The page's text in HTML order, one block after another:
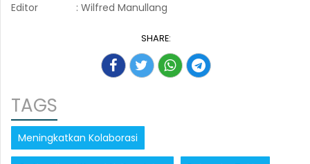
Editor : Wilfred Manullang
SHARE:
TAGS
Meningkatkan Kolaborasi